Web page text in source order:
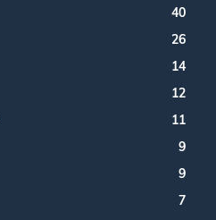
40
26
14
12
11
9
9
7